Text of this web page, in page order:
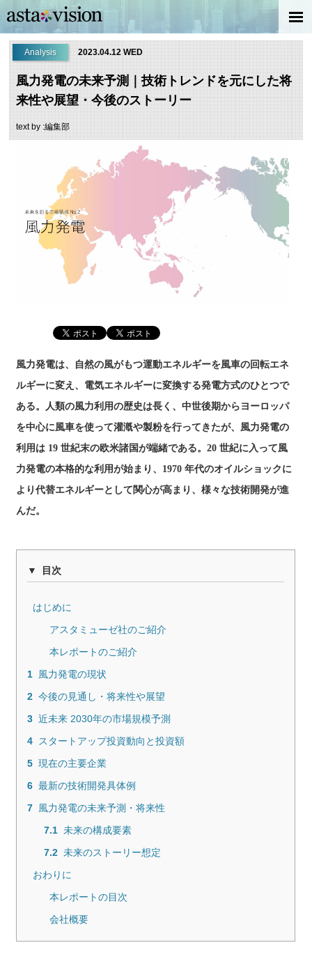
Analysis 2023.04.12 WED
風力発電の未来予測｜技術トレンドを元にした将
来性や展望・今後のストーリー
text by :編集部
風力発電は、自然の風がもつ運動エネルギーを風車の回転エネ
ルギーに変え、電気エネルギーに変換する発電方式のひとつで
ある。人類の風力利用の歴史は長く、中世後期からヨーロッパ
を中心に風車を使って灌漑や製粉を行ってきたが、風力発電の
利用は 19 世紀末の欧米諸国が端緒である。20 世紀に入って風
力発電の本格的な利用が始まり、1970 年代のオイルショックに
より代替エネルギーとして関心が高まり、様々な技術開発が進
んだ。
目次
はじめに
アスタミューゼ社のご紹介
本レポートのご紹介
1
風力発電の現状
2 今後の見通し・将来性や展望
3 近未来 2030年の市場規模予測
4
スタートアップ投資動向と投資額
5 現在の主要企業
6 最新の技術開発具体例
7
風力発電の未来予測・将来性
7.1 未来の構成要素
7.2 未来のストーリー想定
おわりに
本レポートの目次
会社概要